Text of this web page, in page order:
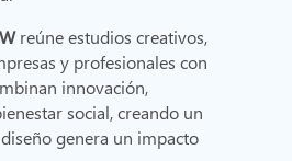
reúne estudios creativos,
y profesionales con
innovación,
social, creando un
genera un impacto